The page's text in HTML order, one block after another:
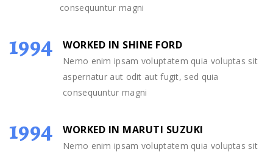
consequuntur magni
1994 WORKED IN SHINE FORD
Nemo enim ipsam voluptatem quia voluptas sit
aspernatur aut odit aut fugit, sed quia
consequuntur magni
1994 WORKED IN MARUTI SUZUKI
Nemo enim ipsam voluptatem quia voluptas sit